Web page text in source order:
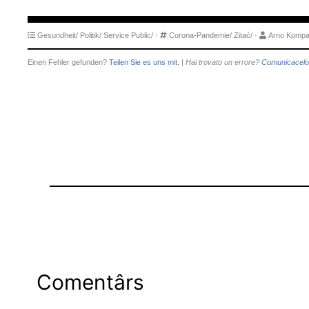
Gesundheit/ Politik/ Service Public/ · Corona-Pandemie/ Zitać/ · Arno
Einen Fehler gefunden? Teilen Sie es uns mit. | Hai trovato un errore? Comunicacelo.
Comentârs